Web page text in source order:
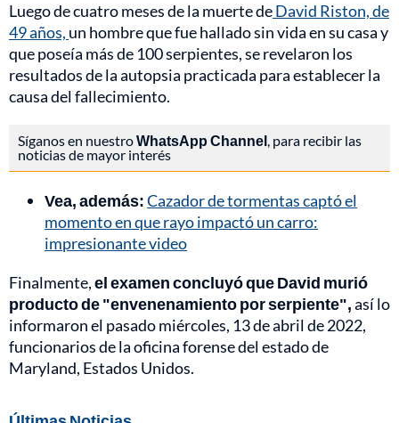
Luego de cuatro meses de la muerte deDavid Riston, de
49 años, un hombre que fue hallado sin vida en su casa y
que poseía más de 100 serpientes, se revelaron los
resultados de la autopsia practicada para establecer la
causa del fallecimiento.
Síganos en nuestroWhatsApp Channel, para recibir las
noticias de mayor interés
Vea, además:Cazador de tormentas captó el
momento en que rayo impactó un carro:
impresionante video
Finalmente,el examen concluyó que David murió
producto de "envenenamiento por serpiente",así lo
informaron el pasado miércoles, 13 de abril de 2022,
funcionarios de la oficina forense del estado de
Maryland, Estados Unidos.